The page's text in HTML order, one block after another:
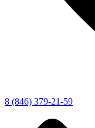
8 (846) 379-21-59